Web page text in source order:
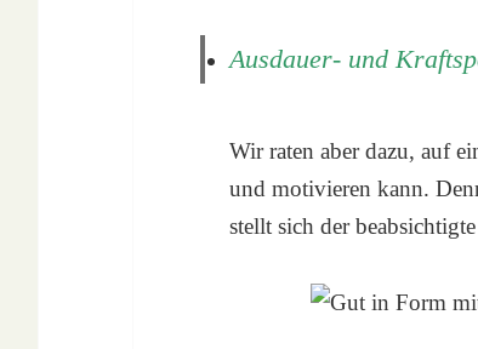
Ausdauer- und
Wir raten aber dazu, auf
und motivieren kann.
stellt sich der